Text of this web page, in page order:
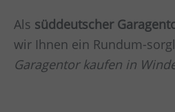
Als süddeutscher
wir Ihnen ein Rundum-
Garagentor kaufen in